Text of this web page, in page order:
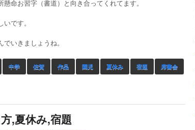
懸命お習字（書道）と向き合ってくれてます。
です。
いきましょうね。
中学 佐賀 作品 園児 夏休み 宿題 席書会
,夏休み,宿題